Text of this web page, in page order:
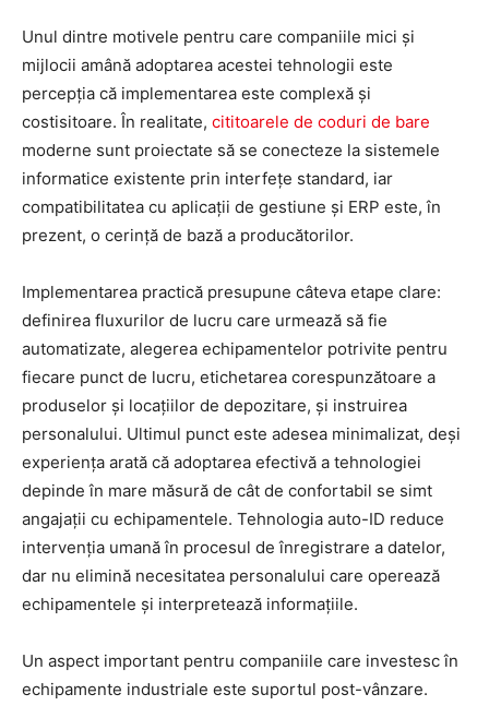
Unul dintre motivele pentru care companiile mici și
mijlocii amână adoptarea acestei tehnologii este
percepția că implementarea este complexă și
costisitoare. În realitate, cititoarele de coduri de bare
moderne sunt proiectate să se conecteze la sistemele
informatice existente prin interfețe standard, iar
compatibilitatea cu aplicații de gestiune și ERP este, în
prezent, o cerință de bază a producătorilor.
Implementarea practică presupune câteva etape clare:
definirea fluxurilor de lucru care urmează să fie
automatizate, alegerea echipamentelor potrivite pentru
fiecare punct de lucru, etichetarea corespunzătoare a
produselor și locațiilor de depozitare, și instruirea
personalului. Ultimul punct este adesea minimalizat, deși
experiența arată că adoptarea efectivă a tehnologiei
depinde în mare măsură de cât de confortabil se simt
angajații cu echipamentele. Tehnologia auto-ID reduce
intervenția umană în procesul de înregistrare a datelor,
dar nu elimină necesitatea personalului care operează
echipamentele și interpretează informațiile.
Un aspect important pentru companiile care investesc în
echipamente industriale este suportul post-vânzare.